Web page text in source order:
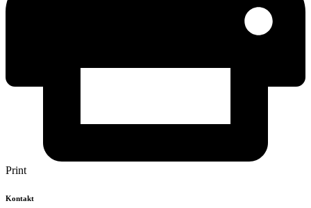
Print
Kontakt